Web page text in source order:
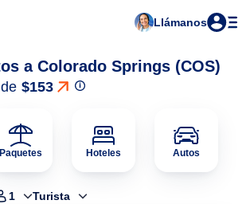
Llámanos
a Colorado Springs (COS)
$153
Paquetes Hoteles Autos
1 Turista